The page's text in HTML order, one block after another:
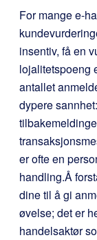
For mange e-
insentiv, få en
lojalitetspoeng
antallet
dypere
er ofte en
handling.Å
dine til å gi
øvelse; det er
handelsaktør